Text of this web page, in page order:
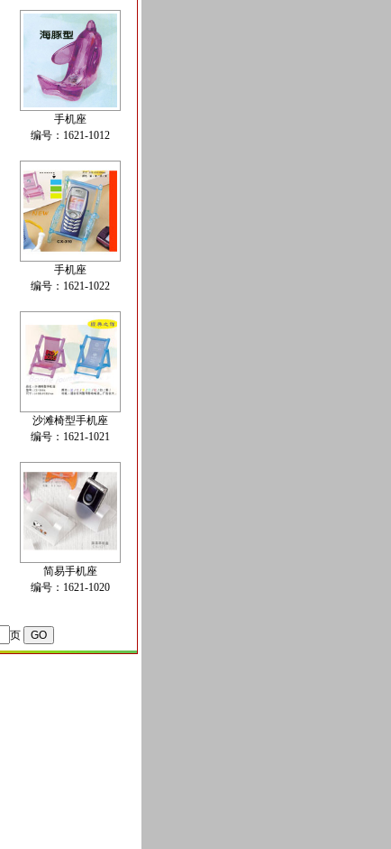
手机座
编号：1621-1012
手机座
编号：1621-1022
沙滩椅型手机座
编号：1621-1021
简易手机座
编号：1621-1020
页